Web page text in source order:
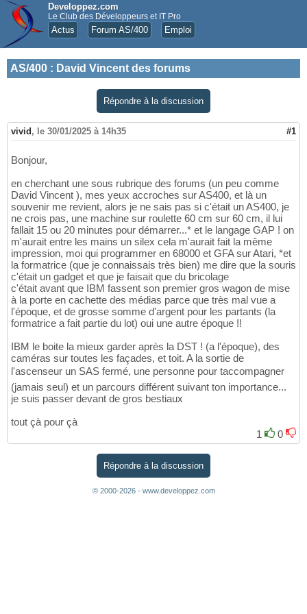
Developpez.com
Le Club des Développeurs et IT Pro
Actus Forum AS/400 Emploi
AS/400 : David Vincent des forums
Répondre à la discussion
vivid , le 30/01/2025 à 14h35 #1
Bonjour,
en cherchant une sous rubrique des forums (un peu comme
David Vincent ), mes yeux accroches sur AS400, et là un
souvenir me revient, alors je ne sais pas si c'était un AS400, je
ne crois pas, une machine sur roulette 60 cm sur 60 cm, il lui
fallait 15 ou 20 minutes pour démarrer...* et le langage GAP ! on
m'aurait entre les mains un silex cela m'aurait fait la même
impression, moi qui programmer en 68000 et GFA sur Atari, *et
la formatrice (que je connaissais très bien) me dire que la souris
c'était un gadget et que je faisait que du bricolage
c'était avant que IBM fassent son premier gros wagon de mise
à la porte en cachette des médias parce que très mal vue a
l'époque, et de grosse somme d'argent pour les partants (la
formatrice a fait partie du lot) oui une autre époque !!
IBM le boite la mieux garder après la DST ! (a l'époque), des
caméras sur toutes les façades, et toit. A la sortie de
l'ascenseur un SAS fermé, une personne pour taccompagner
(jamais seul) et un parcours différent suivant ton importance...
je suis passer devant de gros bestiaux
tout çà pour çà
1
0
Répondre à la discussion
© 2000-2026 - www.developpez.com